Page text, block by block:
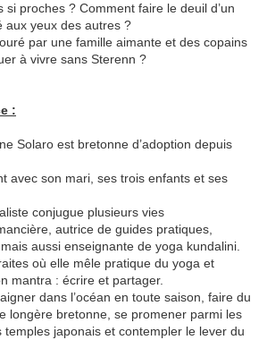
si proches ? Comment faire le deuil d’un
aux yeux des autres ?
par une famille aimante et des copains
à vivre sans Sterenn ?
:
Solaro est bretonne d’adoption depuis
avec son mari, ses trois enfants et ses
conjugue plusieurs vies
autrice de guides pratiques,
aussi enseignante de yoga kundalini.
où elle mêle pratique du yoga et
mantra : écrire et partager.
dans l’océan en toute saison, faire du
longère bretonne, se promener parmi les
temples japonais et contempler le lever du